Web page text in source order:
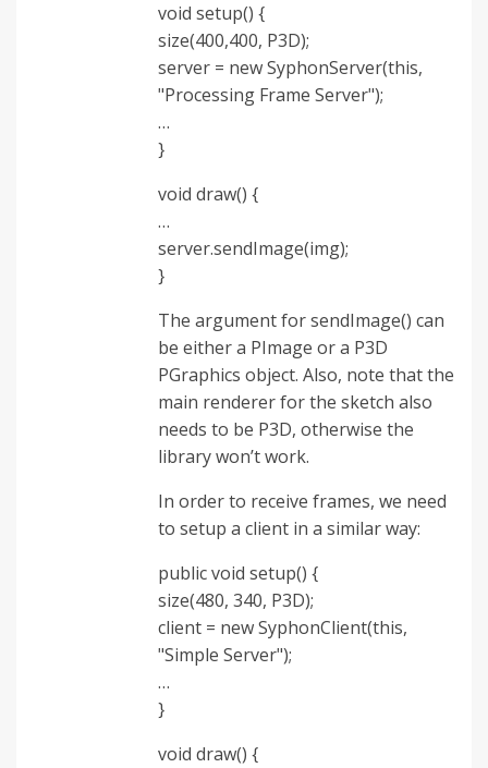
void setup() {
size(400,400, P3D);
server = new SyphonServer(this,
"Processing Frame Server");
…
}
void draw() {
…
server.sendImage(img);
}
The argument for sendImage() can
be either a PImage or a P3D
PGraphics object. Also, note that the
main renderer for the sketch also
needs to be P3D, otherwise the
library won’t work.
In order to receive frames, we need
to setup a client in a similar way:
public void setup() {
size(480, 340, P3D);
client = new SyphonClient(this,
"Simple Server");
…
}
void draw() {